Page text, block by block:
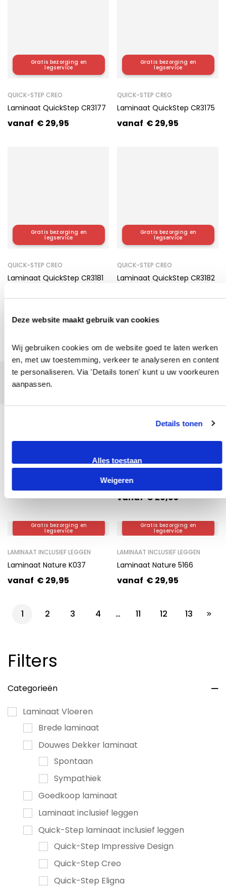
Deze website maakt gebruik van cookies
Wij gebruiken cookies om de website goed te laten werken
en, met uw toestemming, verkeer te analyseren en content
te personaliseren. Via 'Details tonen' kunt u uw voorkeuren
aanpassen.
Details tonen
Alles toestaan
Weigeren
Filters
Categorieën
Laminaat Vloeren
Brede laminaat
Douwes Dekker laminaat
Spontaan
Sympathiek
Goedkoop laminaat
Laminaat inclusief leggen
Quick-Step laminaat inclusief leggen
Quick-Step Impressive Design
Quick-Step Creo
Quick-Step Eligna
Filters
Gratis bezorging en
legservice
QUICK-STEP CREO
Laminaat QuickStep CR3177
vanaf € 29,95
Gratis bezorging en
legservice
QUICK-STEP CREO
Laminaat QuickStep CR3175
vanaf € 29,95
Gratis bezorging en
legservice
QUICK-STEP CREO
Laminaat QuickStep CR3181
Gratis bezorging en
legservice
QUICK-STEP CREO
Laminaat QuickStep CR3182
QUICK-STEP CREO
Laminaat QuickStep CR3179
vanaf €29,95
LAMINAAT INCLUSIEF LEGGEN
Laminaat QuickStep CR3180
Laminaat QuickStep CR3176
vanaf
LAMINAAT INCLUSIEF LEGGEN
920UF
vanaf €29,95
Gratis bezorging en
legservice
LAMINAAT INCLUSIEF LEGGEN
Laminaat Nature K037
vanaf € 29,95
Gratis bezorging en
legservice
LAMINAAT INCLUSIEF LEGGEN
Laminaat Nature 5166
vanaf € 29,95
1 2 3 4 … 11 12 13